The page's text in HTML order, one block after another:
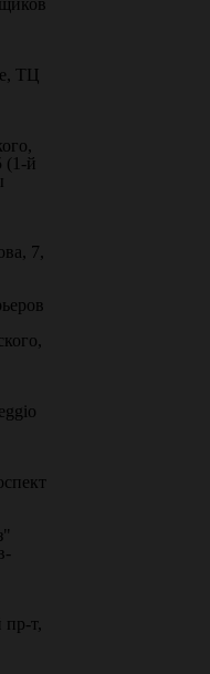
ТЦ
(1-й
7,
т,